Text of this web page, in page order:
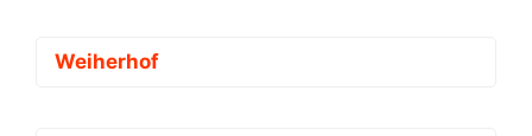
Weiherhof